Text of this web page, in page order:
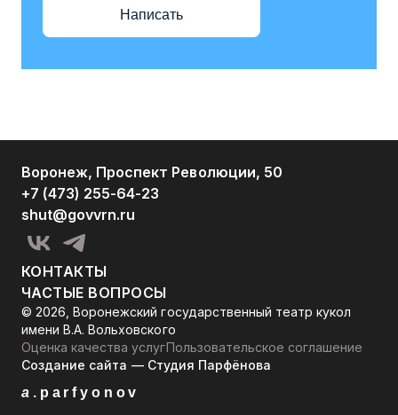
Написать
Воронеж, Проспект Революции, 50
+7 (473) 255-64-23
shut@govvrn.ru
КОНТАКТЫ
ЧАСТЫЕ ВОПРОСЫ
© 2026, Воронежский государственный театр кукол
имени В.А. Вольховского
Оценка качества услугПользовательское соглашение
Создание сайта — Студия Парфёнова
a .parfyonov